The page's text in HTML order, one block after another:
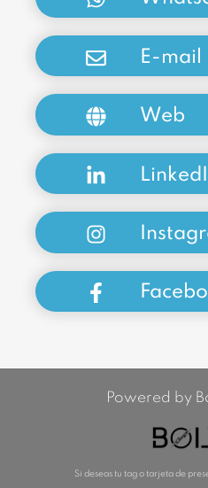
E-mail
Web
Powered by
Si deseas tu tag o tarjeta de